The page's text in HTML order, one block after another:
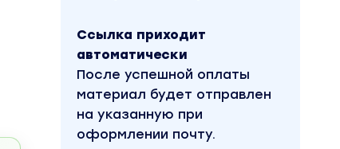
Ссылка приходит
автоматически
После успешной оплаты
материал будет отправлен
на указанную при
оформлении почту.